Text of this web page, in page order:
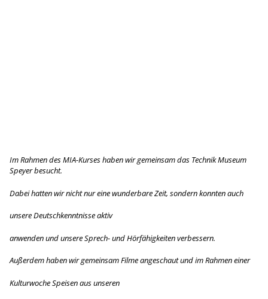
Im Rahmen des MIA-Kurses haben wir gemeinsam das Technik Museum
Speyer besucht.
Dabei hatten wir nicht nur eine wunderbare Zeit, sondern konnten auch
unsere Deutschkenntnisse aktiv
anwenden und unsere Sprech- und Hörfähigkeiten verbessern.
Außerdem haben wir gemeinsam Filme angeschaut und im Rahmen einer
Kulturwoche Speisen aus unseren